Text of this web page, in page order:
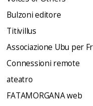
Bulzoni editore
Titivillus
Associazione Ubu per
Connessioni remote
ateatro
FATAMORGANA web